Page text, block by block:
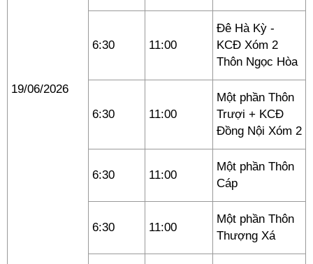
19/06/2026
6:30 11:00
Đê Hà Kỳ -
KCĐ Xóm 2
Thôn Ngọc Hòa
6:30 11:00
Một phần Thôn
Trượi + KCĐ
Đồng Nội Xóm 2
6:30 11:00
Một phần Thôn
Cáp
6:30 11:00
Một phần Thôn
Thượng Xá